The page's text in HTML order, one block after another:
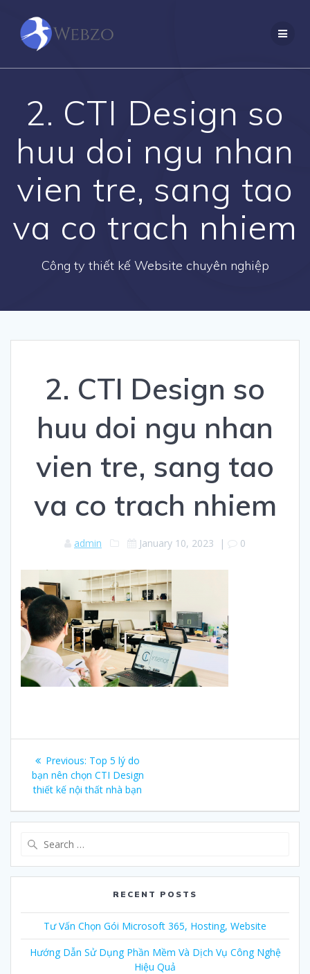
2. CTI Design so
huu doi ngu nhan
vien tre, sang tao
va co trach nhiem
Công ty thiết kế Website chuyên nghiệp
2. CTI Design so
huu doi ngu nhan
vien tre, sang tao
va co trach nhiem
admin January 10, 2023 | 0
Post
navigation
Previous: Previous
post:
Top 5 lý do
bạn nên chọn CTI Design
thiết kế nội thất nhà bạn
RECENT POSTS
Tư Vấn Chọn Gói Microsoft 365, Hosting, Website
Hướng Dẫn Sử Dụng Phần Mềm Và Dịch Vụ Công Nghệ
Hiệu Quả